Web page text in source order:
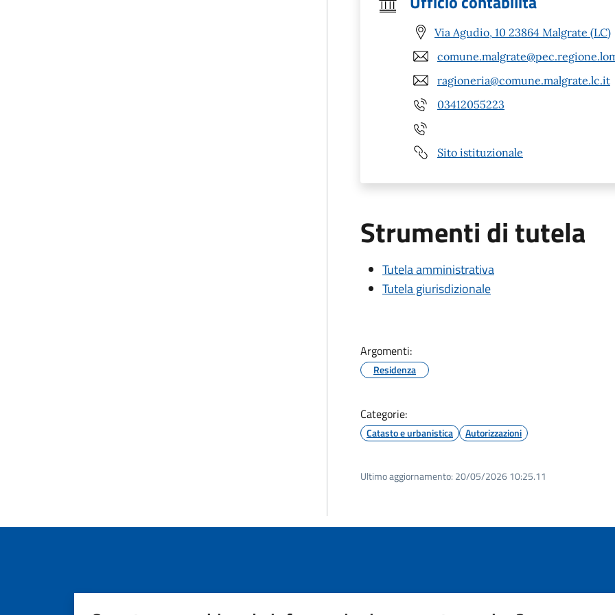
Via Agudio, 10 23864 Malgrate (LC)
ragioneria@comune.malgrate.lc.it
03412055223
Sito istituzionale
Strumenti di tutela
Tutela amministrativa
Tutela giurisdizionale
Argomenti:
Residenza
Categorie:
Catasto e urbanistica Autorizzazioni
Ultimo aggiornamento: 20/05/2026 10:25.11